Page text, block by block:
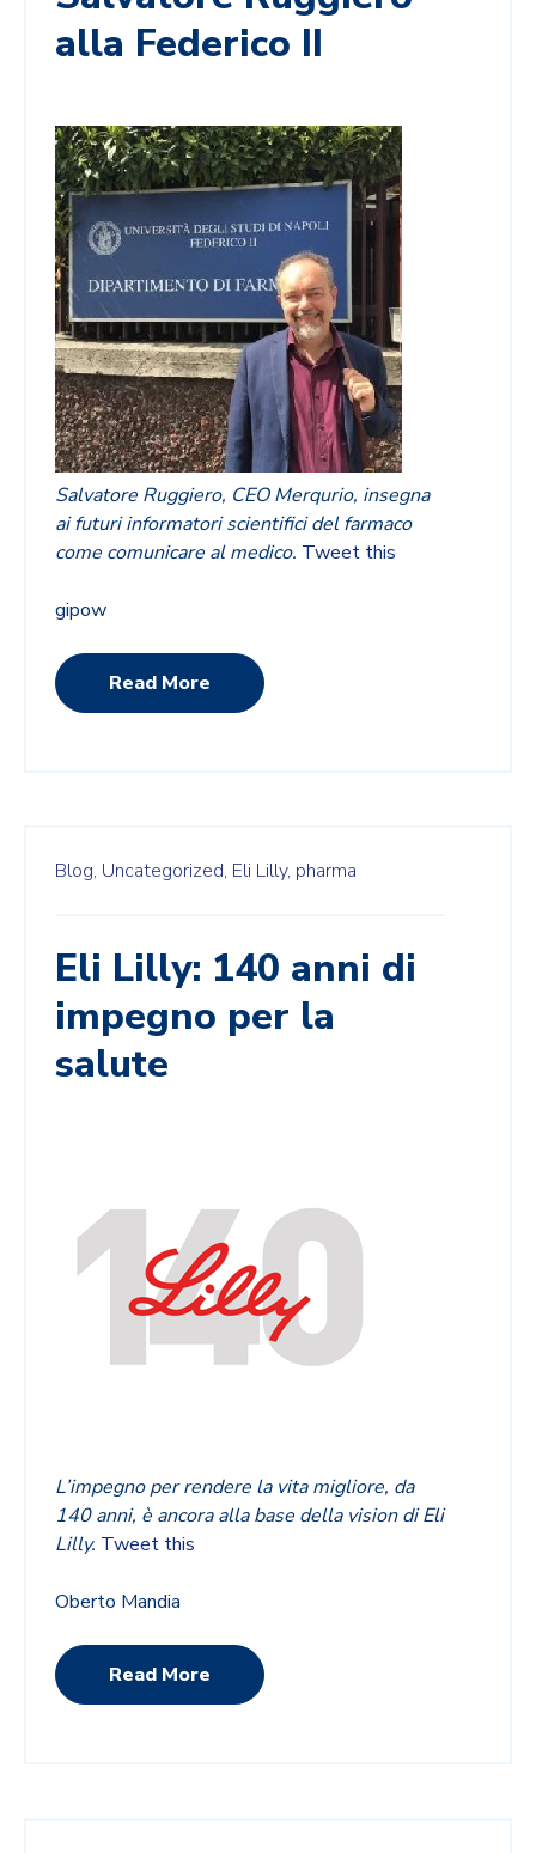
alla Federico II
Salvatore Ruggiero, CEO Merqurio, insegna
ai futuri informatori scientifici del farmaco
come comunicare al medico. Tweet this
gipow
Read More
Blog, Uncategorized, Eli Lilly, pharma
Eli Lilly: 140 anni di
impegno per la
salute
L’impegno per rendere la vita migliore, da
140 anni, è ancora alla base della vision di Eli
Lilly. Tweet this
Oberto Mandia
Read More